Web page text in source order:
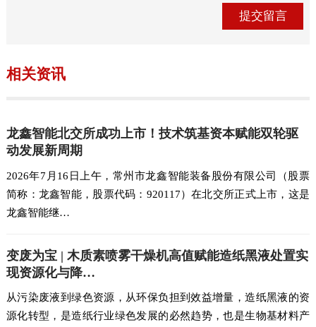
相关资讯
龙鑫智能北交所成功上市！技术筑基资本赋能双轮驱
动发展新周期
2026年7月16日上午，常州市龙鑫智能装备股份有限公司（股票
简称：龙鑫智能，股票代码：920117）在北交所正式上市，这是
龙鑫智能继…
变废为宝 | 木质素喷雾干燥机高值赋能造纸黑液处置实
现资源化与降…
从污染废液到绿色资源，从环保负担到效益增量，造纸黑液的资
源化转型，是造纸行业绿色发展的必然趋势，也是生物基材料产